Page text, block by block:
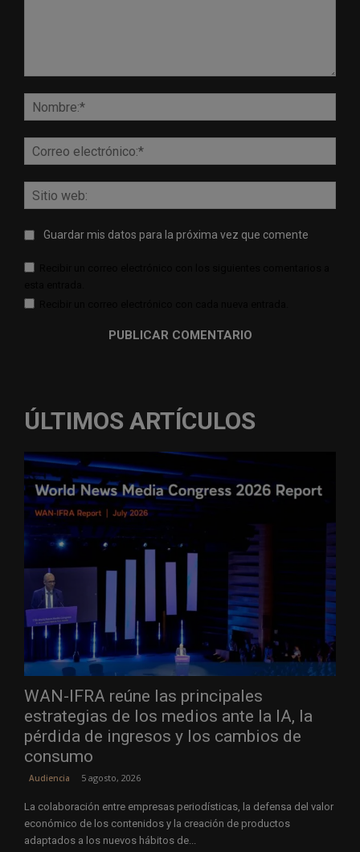
Guardar mis datos para la próxima vez que comente
ÚLTIMOS ARTÍCULOS
WAN-IFRA reúne las principales
estrategias de los medios ante la IA, la
pérdida de ingresos y los cambios de
consumo
Audiencia 5 agosto, 2026
La colaboración entre empresas periodísticas, la defensa del valor
económico de los contenidos y la creación de productos
adaptados a los nuevos hábitos de...